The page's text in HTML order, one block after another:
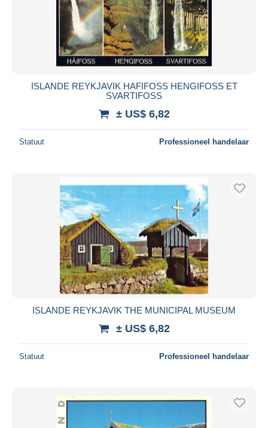
ISLANDE REYKJAVIK HAFIFOSS HENGIFOSS ET
SVARTIFOSS
± US$ 6,82
Statuut Professioneel handelaar
ISLANDE REYKJAVIK THE MUNICIPAL MUSEUM
± US$ 6,82
Statuut Professioneel handelaar